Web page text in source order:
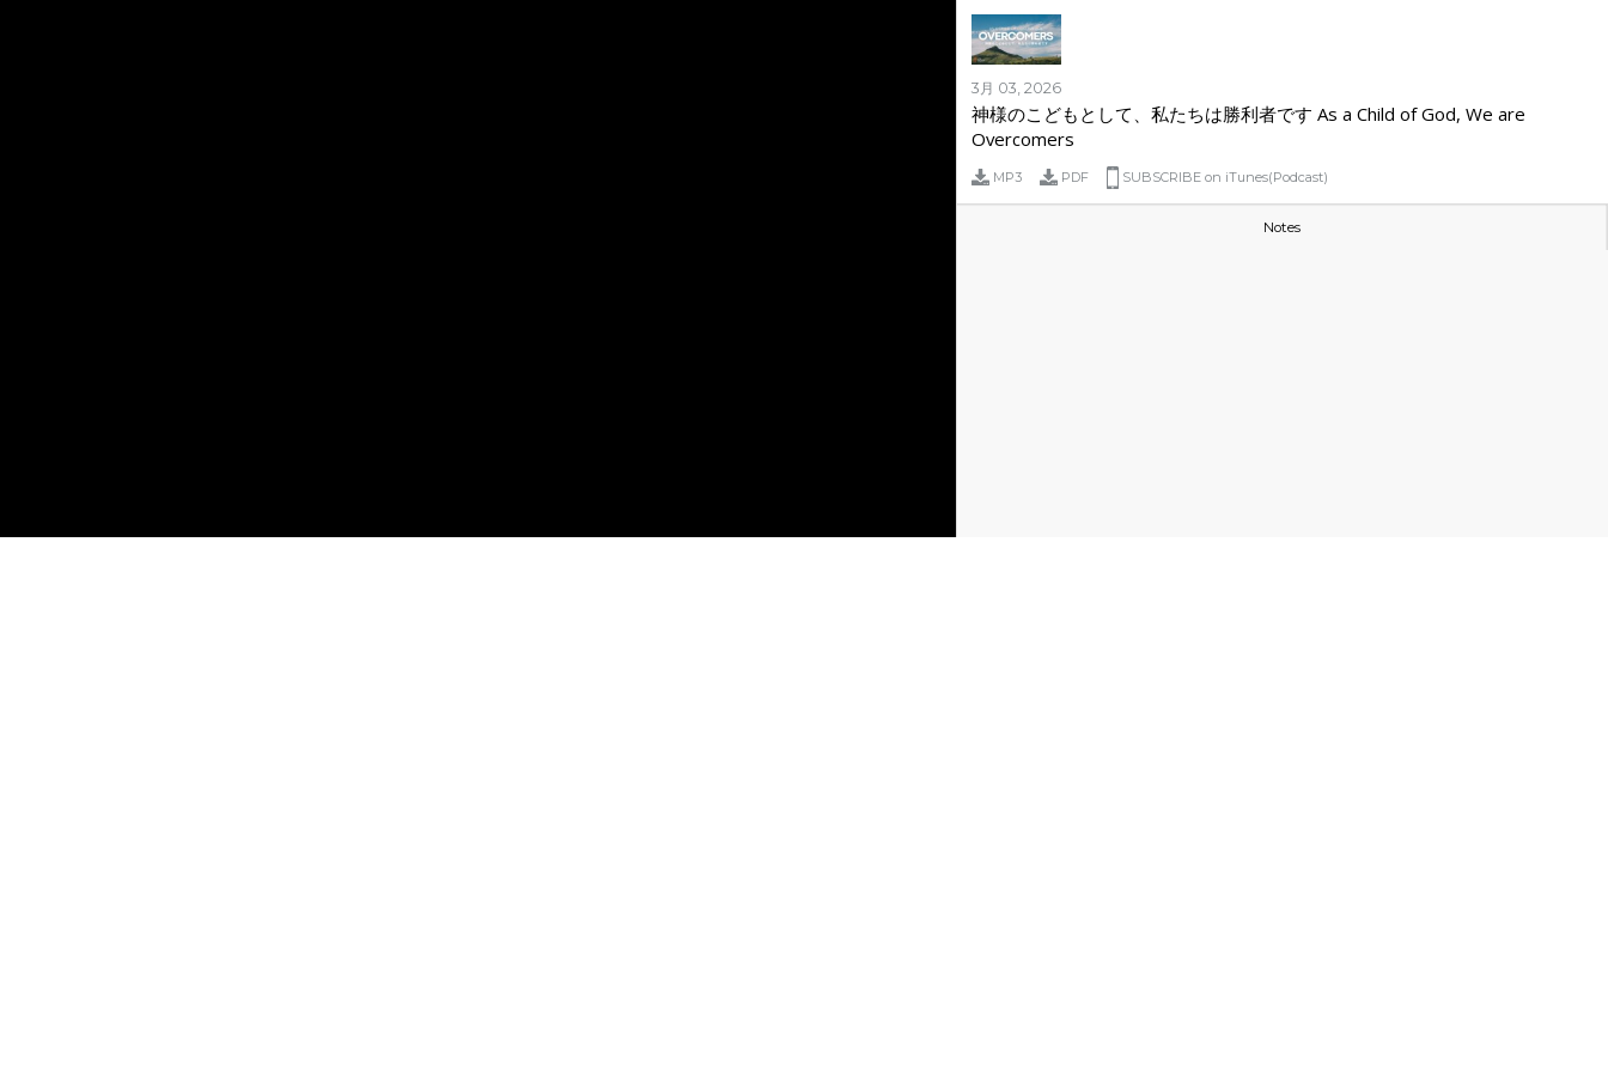
3月 03, 2026
神様のこどもとして、私たちは勝利者です As a Child of God, We are
Overcomers
MP3 PDF SUBSCRIBE on iTunes(Podcast)
Notes